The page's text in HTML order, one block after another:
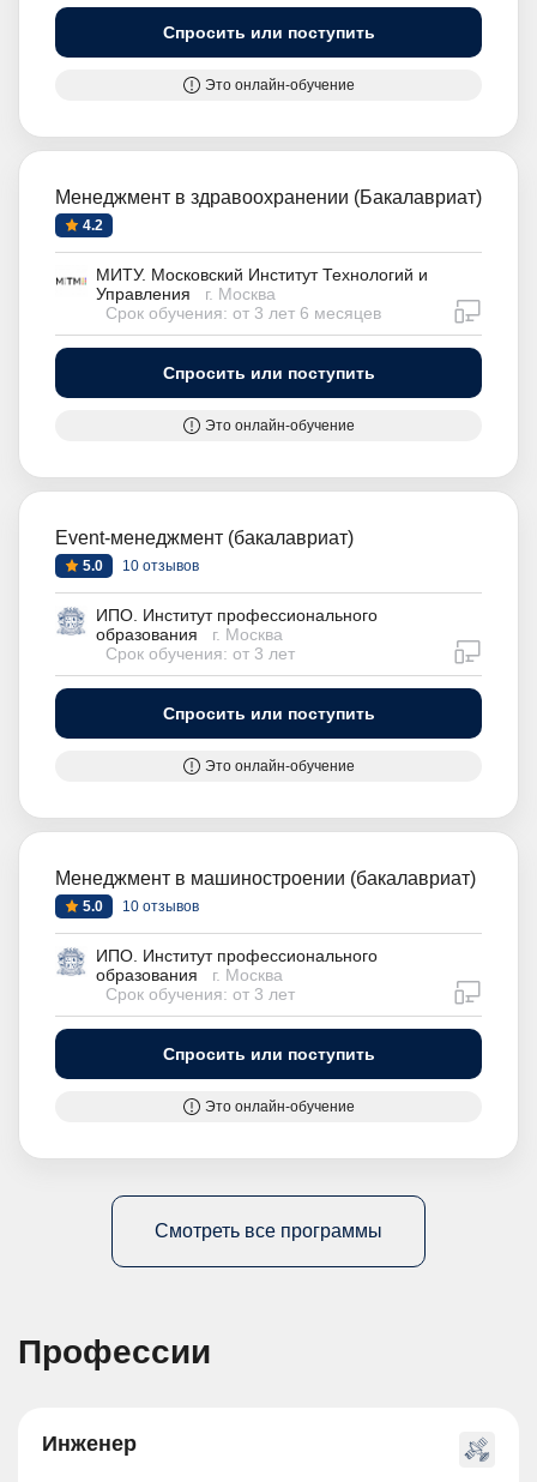
Спросить или поступить
Это онлайн-обучение
Менеджмент в здравоохранении (Бакалавриат)
4.2
МИТУ. Московский Институт Технологий и
Управления
г. Москва
Срок обучения: от 3 лет 6 месяцев
Спросить или поступить
Это онлайн-обучение
Event-менеджмент (бакалавриат)
5.0 10 отзывов
ИПО. Институт профессионального
образования
г. Москва
Срок обучения: от 3 лет
Спросить или поступить
Это онлайн-обучение
Менеджмент в машиностроении (бакалавриат)
5.0 10 отзывов
ИПО. Институт профессионального
образования
г. Москва
Срок обучения: от 3 лет
Спросить или поступить
Это онлайн-обучение
Смотреть все программы
Профессии
Инженер